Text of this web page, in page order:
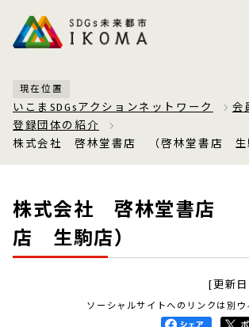
現在位置
いこまSDGsアクションネットワーク
会
登録団体の紹介
株式会社 啓林堂書店 （啓林堂書店 生
株式会社 啓林堂書店
店 生駒店）
[更新
ソーシャルサイトへのリンクは別